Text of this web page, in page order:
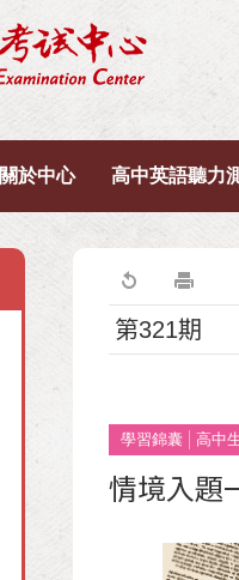
關於中心 高中英語聽力
第321期
學習錦囊 高中
情境入題